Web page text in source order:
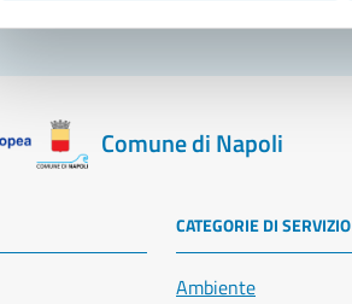
Comune di Napoli
CATEGORIE DI SERVIZIO
Ambiente